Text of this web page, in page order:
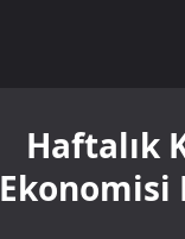
Haftalık
Ekonomisi